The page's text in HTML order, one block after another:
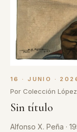
16 · JUNIO ·
Por Colección
Sin título
Alfonso X. Peña ·